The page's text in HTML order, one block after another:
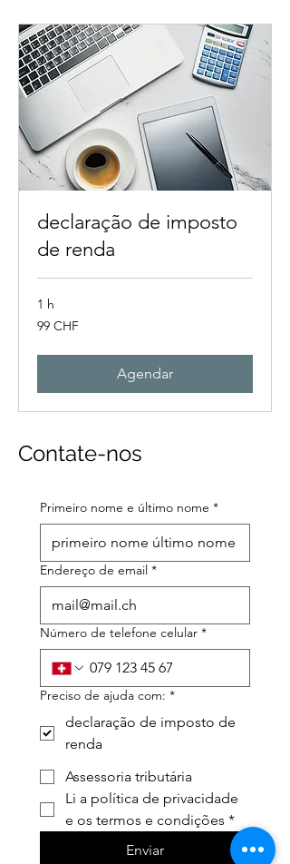
declaração de imposto
de renda
1 h
99
francos
99 CHF
Agendar
Contate-nos
Primeiro nome e último nome *
Endereço de email *
Número de telefone celular *
Preciso de ajuda com: *
declaração de imposto de
renda
Assessoria tributária
Li a política de privacidade
e os termos e condições *
Enviar